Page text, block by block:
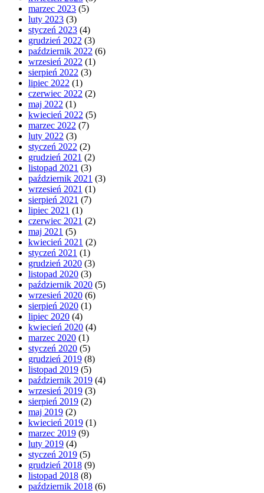
marzec 2023 (5)
luty 2023 (3)
styczeń 2023 (4)
grudzień 2022 (3)
październik 2022 (6)
wrzesień 2022 (1)
sierpień 2022 (3)
lipiec 2022 (1)
czerwiec 2022 (2)
maj 2022 (1)
kwiecień 2022 (5)
marzec 2022 (7)
luty 2022 (3)
styczeń 2022 (2)
grudzień 2021 (2)
listopad 2021 (3)
październik 2021 (3)
wrzesień 2021 (1)
sierpień 2021 (7)
lipiec 2021 (1)
czerwiec 2021 (2)
maj 2021 (5)
kwiecień 2021 (2)
styczeń 2021 (1)
grudzień 2020 (3)
listopad 2020 (3)
październik 2020 (5)
wrzesień 2020 (6)
sierpień 2020 (1)
lipiec 2020 (4)
kwiecień 2020 (4)
marzec 2020 (1)
styczeń 2020 (5)
grudzień 2019 (8)
listopad 2019 (5)
październik 2019 (4)
wrzesień 2019 (3)
sierpień 2019 (2)
maj 2019 (2)
kwiecień 2019 (1)
marzec 2019 (9)
luty 2019 (4)
styczeń 2019 (5)
grudzień 2018 (9)
listopad 2018 (8)
październik 2018 (6)